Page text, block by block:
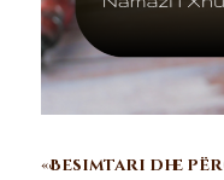
«Besimtari dhe